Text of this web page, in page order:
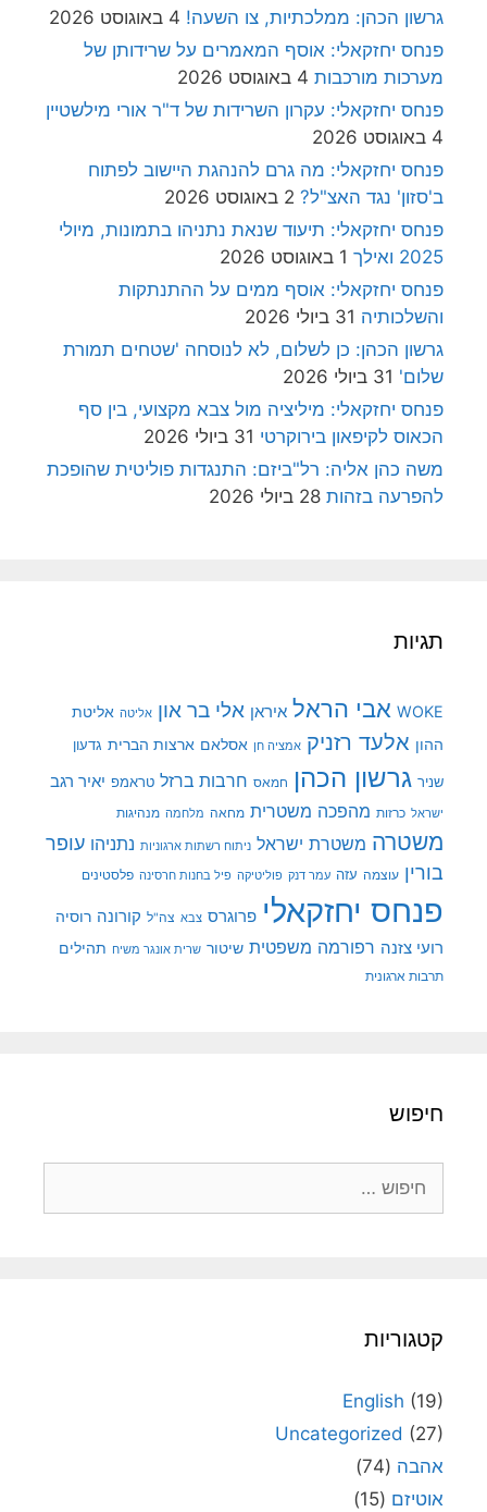
גרשון הכהן: ממלכתיות, צו השעה! 4 באוגוסט 2026
פנחס יחזקאלי: אוסף המאמרים על שרידותן של
מערכות מורכבות 4 באוגוסט 2026
פנחס יחזקאלי: עקרון השרידות של ד"ר אורי מילשטיין
4 באוגוסט 2026
פנחס יחזקאלי: מה גרם להנהגת היישוב לפתוח
ב'סזון' נגד האצ"ל? 2 באוגוסט 2026
פנחס יחזקאלי: תיעוד שנאת נתניהו בתמונות, מיולי
2025 ואילך
1 באוגוסט 2026
פנחס יחזקאלי: אוסף ממים על ההתנתקות
והשלכותיה 31 ביולי 2026
גרשון הכהן: כן לשלום, לא לנוסחה 'שטחים תמורת
שלום' 31 ביולי 2026
פנחס יחזקאלי: מיליציה מול צבא מקצועי, בין סף
הכאוס לקיפאון בירוקרטי 31 ביולי 2026
משה כהן אליה: רל"ביזם: התנגדות פוליטית שהופכת
להפרעה בזהות 28 ביולי 2026
תגיות
WOKE אבי הראל איראן אלי בר און אליטה אליטת
ההון אלעד רזניק אמציה חן אסלאם ארצות הברית גדעון
שניר גרשון הכהן חמאס חרבות ברזל טראמפ יאיר רגב
ישראל כרזות מהפכה משטרית מחאה מלחמה מנהיגות
משטרה משטרת ישראל ניתוח רשתות ארגוניות נתניהו עופר
בורין עוצמה עזה עמר דנק פוליטיקה פיל בחנות חרסינה פלסטינים
פנחס יחזקאלי פרוגרס צבא צה"ל קורונה רוסיה
רועי צזנה רפורמה משפטית שיטור שרית אונגר משיח תהילים
תרבות ארגונית
חיפוש
קטגוריות
English (19)
Uncategorized (27)
אהבה (74)
אוטיזם (15)